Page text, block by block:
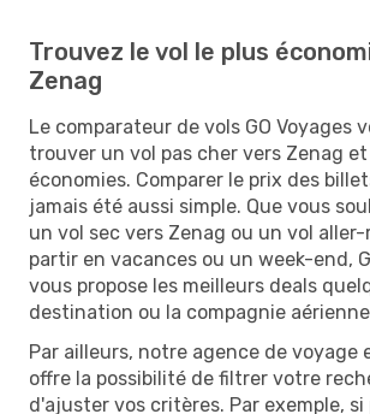
Trouvez le vol le plus
Zenag
Le comparateur de vols GO Voyages
trouver un vol pas cher vers Zenag
économies. Comparer le prix des
jamais été aussi simple. Que vous
un vol sec vers Zenag ou un vol
partir en vacances ou un week-end,
vous propose les meilleurs deals
destination ou la compagnie
Par ailleurs, notre agence de voyage
offre la possibilité de filtrer votre
d'ajuster vos critères. Par exemple, si